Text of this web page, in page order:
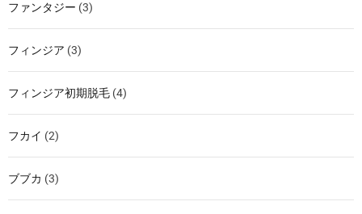
ファンタジー (3)
フィンジア (3)
フィンジア初期脱毛 (4)
フカイ (2)
ブブカ (3)